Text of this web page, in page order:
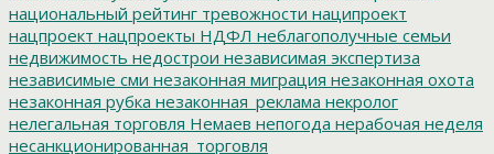
национальный рейтинг тревожности наципроект
нацпроект нацпроекты НДФЛ неблагополучные семьи
недвижимость недострои независимая экспертиза
независимые сми незаконная миграция незаконная охота
незаконная рубка незаконная_реклама некролог
нелегальная торговля Немаев непогода нерабочая неделя
несанкционированная_торговля